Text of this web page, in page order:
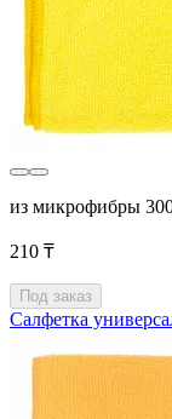
из микрофибры
210 ₸
Под заказ
Салфетка